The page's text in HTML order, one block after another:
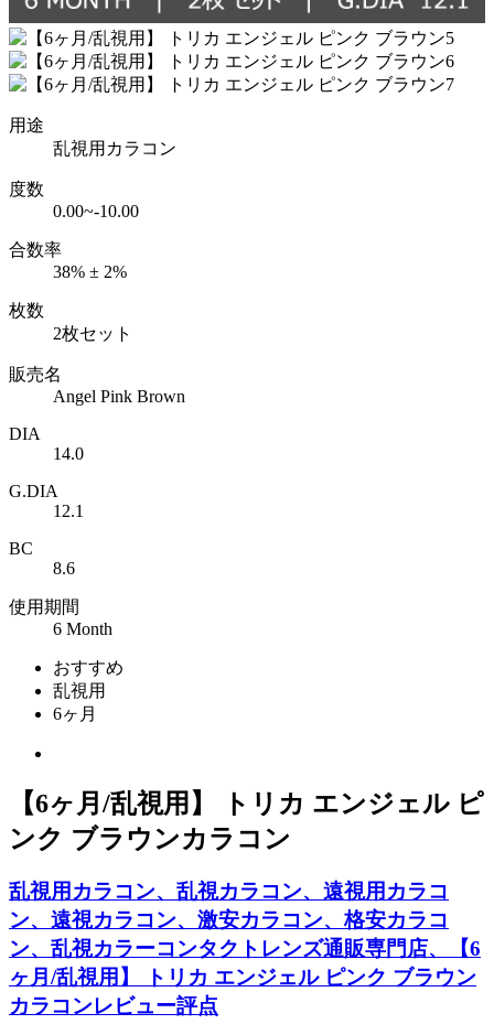
用途
乱視用カラコン
度数
0.00~-10.00
合数率
38% ± 2%
枚数
2枚セット
販売名
Angel Pink Brown
DIA
14.0
G.DIA
12.1
BC
8.6
使用期間
6 Month
おすすめ
乱視用
6ヶ月
【6ヶ月/乱視用】 トリカ エンジェル ピ
ンク ブラウンカラコン
乱視用カラコン、乱視カラコン、遠視用カラコ
ン、遠視カラコン、激安カラコン、格安カラコ
ン、乱視カラーコンタクトレンズ通販専門店、【6
ヶ月/乱視用】 トリカ エンジェル ピンク ブラウン
カラコンレビュー評点